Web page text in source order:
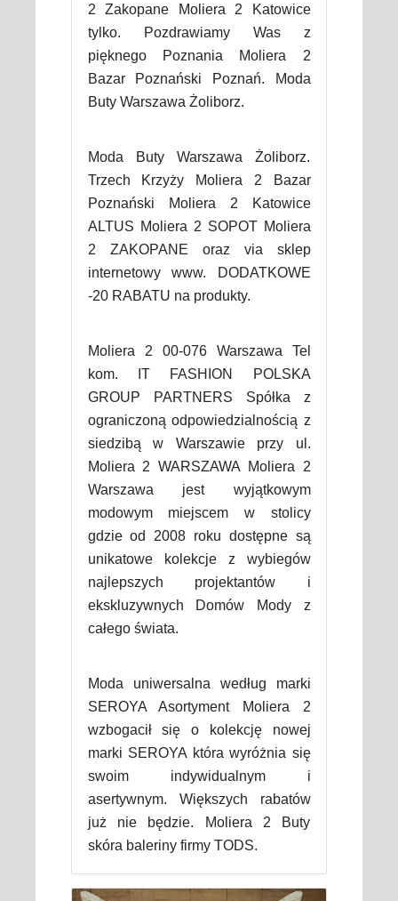
2 Zakopane Moliera 2 Katowice
tylko. Pozdrawiamy Was z
pięknego Poznania Moliera 2
Bazar Poznański Poznań. Moda
Buty Warszawa Żoliborz.
Moda Buty Warszawa Żoliborz.
Trzech Krzyży Moliera 2 Bazar
Poznański Moliera 2 Katowice
ALTUS Moliera 2 SOPOT Moliera
2 ZAKOPANE oraz via sklep
internetowy www. DODATKOWE
-20 RABATU na produkty.
Moliera 2 00-076 Warszawa Tel
kom. IT FASHION POLSKA
GROUP PARTNERS Spółka z
ograniczoną odpowiedzialnością z
siedzibą w Warszawie przy ul.
Moliera 2 WARSZAWA Moliera 2
Warszawa jest wyjątkowym
modowym miejscem w stolicy
gdzie od 2008 roku dostępne są
unikatowe kolekcje z wybiegów
najlepszych projektantów i
ekskluzywnych Domów Mody z
całego świata.
Moda uniwersalna według marki
SEROYA Asortyment Moliera 2
wzbogacił się o kolekcję nowej
marki SEROYA która wyróżnia się
swoim indywidualnym i
asertywnym. Większych rabatów
już nie będzie. Moliera 2 Buty
skóra baleriny firmy TODS.